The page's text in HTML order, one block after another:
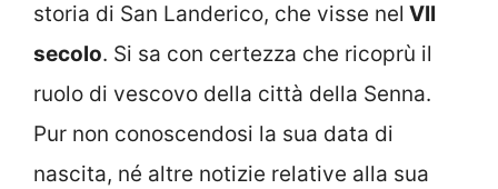
storia di San Landerico, che visse nel VII
secolo. Si sa con certezza che ricoprù il
ruolo di vescovo della città della Senna.
Pur non conoscendosi la sua data di
nascita, né altre notizie relative alla sua